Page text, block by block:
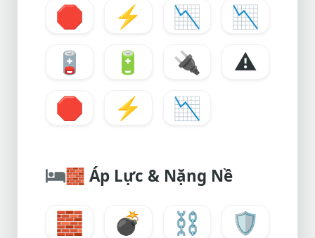
🛑
⚡ 📉
📉
🪫
🔋 🔌
⚠️
🛑
⚡ 📉
🧱 Áp Lực & Nặng Nề
🧱 💣 ⛓️
🛡️